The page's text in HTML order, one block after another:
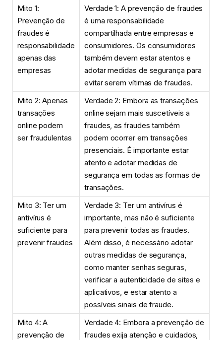
Mito 1:
Prevenção de
fraudes é
responsabilidade
apenas das
empresas
Verdade 1: A prevenção de fraudes
é uma responsabilidade
compartilhada entre empresas e
consumidores. Os consumidores
também devem estar atentos e
adotar medidas de segurança para
evitar serem vítimas de fraudes.
Mito 2: Apenas
transações
online podem
ser fraudulentas
Verdade 2: Embora as transações
online sejam mais suscetíveis a
fraudes, as fraudes também
podem ocorrer em transações
presenciais. É importante estar
atento e adotar medidas de
segurança em todas as formas de
transações.
Mito 3: Ter um
antivírus é
suficiente para
prevenir fraudes
Verdade 3: Ter um antivírus é
importante, mas não é suficiente
para prevenir todas as fraudes.
Além disso, é necessário adotar
outras medidas de segurança,
como manter senhas seguras,
verificar a autenticidade de sites e
aplicativos, e estar atento a
possíveis sinais de fraude.
Mito 4: A
prevenção de
Verdade 4: Embora a prevenção de
fraudes exija atenção e cuidados,